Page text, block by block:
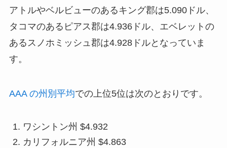
アトルやベルビューのあるキング郡は5.090ドル、
タコマのあるピアス郡は4.936ドル、エベレットの
あるスノホミッシュ郡は4.928ドルとなっていま
す。
AAA の州別平均での上位5位は次のとおりです。
ワシントン州 $4.932
カリフォルニア州 $4.863